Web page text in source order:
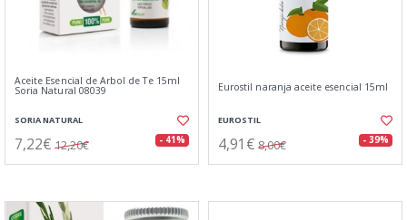
Aceite Esencial de Arbol de Te 15ml
Soria Natural 08039
SORIA NATURAL
7,22€ 12,20€ - 41%
Eurostil naranja aceite esencial 15ml
EUROSTIL
4,91€ 8,00€ - 39%